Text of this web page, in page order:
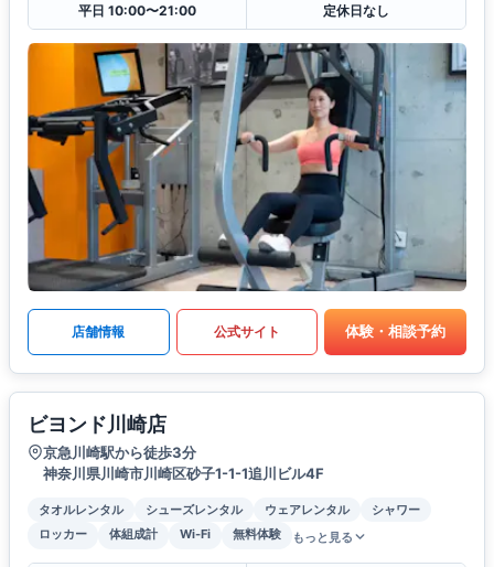
平日 10:00〜21:00
定休日なし
店舗情報 公式サイト 体験・相談予約
ビヨンド川崎店
京急川崎駅から徒歩3分
神奈川県川崎市川崎区砂子1-1-1追川ビル4F
タオルレンタル シューズレンタル ウェアレンタル
シャワー
ロッカー
体組成計 Wi-Fi 無料体験 もっと見る